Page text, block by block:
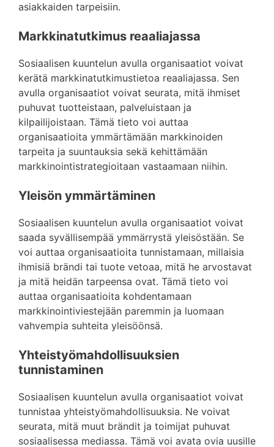
asiakkaiden tarpeisiin.
Markkinatutkimus reaaliajassa
Sosiaalisen kuuntelun avulla organisaatiot voivat
kerätä markkinatutkimustietoa reaaliajassa. Sen
avulla organisaatiot voivat seurata, mitä ihmiset
puhuvat tuotteistaan, palveluistaan ja
kilpailijoistaan. Tämä tieto voi auttaa
organisaatioita ymmärtämään markkinoiden
tarpeita ja suuntauksia sekä kehittämään
markkinointistrategioitaan vastaamaan niihin.
Yleisön ymmärtäminen
Sosiaalisen kuuntelun avulla organisaatiot voivat
saada syvällisempää ymmärrystä yleisöstään. Se
voi auttaa organisaatioita tunnistamaan, millaisia
ihmisiä brändi tai tuote vetoaa, mitä he arvostavat
ja mitä heidän tarpeensa ovat. Tämä tieto voi
auttaa organisaatioita kohdentamaan
markkinointiviestejään paremmin ja luomaan
vahvempia suhteita yleisöönsä.
Yhteistyömahdollisuuksien
tunnistaminen
Sosiaalisen kuuntelun avulla organisaatiot voivat
tunnistaa yhteistyömahdollisuuksia. Ne voivat
seurata, mitä muut brändit ja toimijat puhuvat
sosiaalisessa mediassa. Tämä voi avata ovia uusille